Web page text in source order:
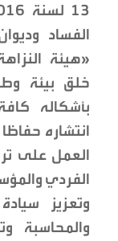
الفساد
«هيئة
خلق بيئة
بأشكاله
انتشاره
العمل على
الفردي
وتعزيز
والمحاسبة